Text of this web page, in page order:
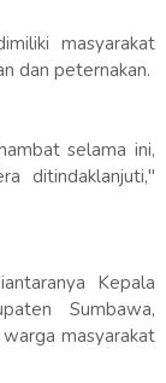
masyarakat
dan peternakan.
selama ini,
ditindaklanjuti,"
Kepala
Sumbawa,
masyarakat